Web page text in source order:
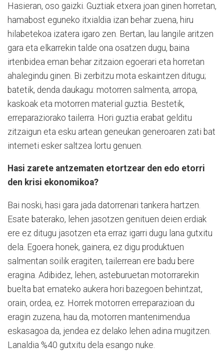
Hasieran, oso gaizki. Guztiak etxera joan ginen horretan,
hamabost eguneko itxialdia izan behar zuena, hiru
hilabetekoa izatera igaro zen. Bertan, lau langile aritzen
gara eta elkarrekin talde ona osatzen dugu, baina
irtenbidea eman behar zitzaion egoerari eta horretan
ahalegindu ginen. Bi zerbitzu mota eskaintzen ditugu;
batetik, denda daukagu: motorren salmenta, arropa,
kaskoak eta motorren material guztia. Bestetik,
erreparaziorako tailerra. Hori guztia erabat gelditu
zitzaigun eta esku artean geneukan generoaren zati bat
interneti esker saltzea lortu genuen.
Hasi zarete antzematen etortzear den edo etorri
den krisi ekonomikoa?
Bai noski, hasi gara jada datorrenari tankera hartzen.
Esate baterako, lehen jasotzen genituen deien erdiak
ere ez ditugu jasotzen eta erraz igarri dugu lana gutxitu
dela. Egoera honek, gainera, ez digu produktuen
salmentan soilik eragiten, tailerrean ere badu bere
eragina. Adibidez, lehen, asteburuetan motorrarekin
buelta bat emateko aukera hori bazegoen behintzat,
orain, ordea, ez. Horrek motorren erreparazioan du
eragin zuzena, hau da, motorren mantenimendua
eskasagoa da, jendea ez delako lehen adina mugitzen.
Lanaldia %40 gutxitu dela esango nuke.